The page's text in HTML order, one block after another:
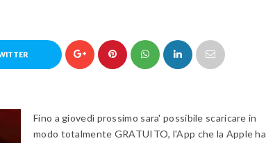
Fino a giovedì prossimo sara' possibile scaricare in
modo totalmente GRATUITO, l'App che la Apple ha